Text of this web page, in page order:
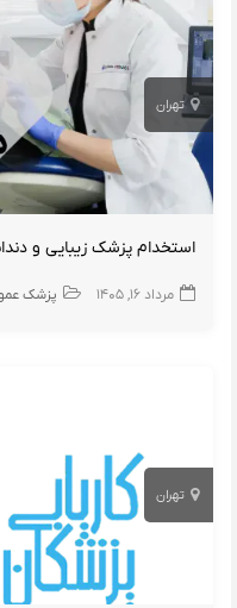
تهران
استخدام پزشک زیبایی و
مرداد ۱۶, ۱۴۰۵ پزشک
تهران